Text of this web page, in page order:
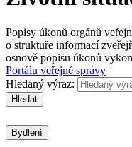
Popisy úkonů orgánů
o struktuře informací
osnově popisu úkonů
Portálu veřejné správy
Hledaný výraz:
Hledat
Bydlení